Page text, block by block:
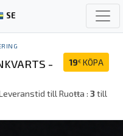
SE
19€ KÖPA
-
till Ruoŧŧa :3till